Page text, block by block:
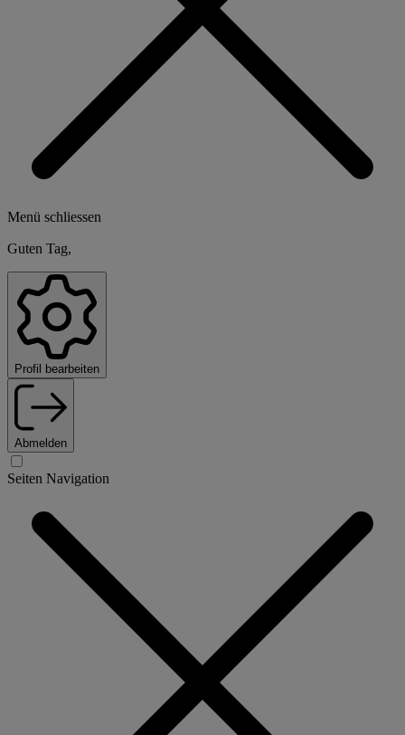
Menü schliessen
Guten Tag,
Profil bearbeiten
Abmelden
Seiten Navigation